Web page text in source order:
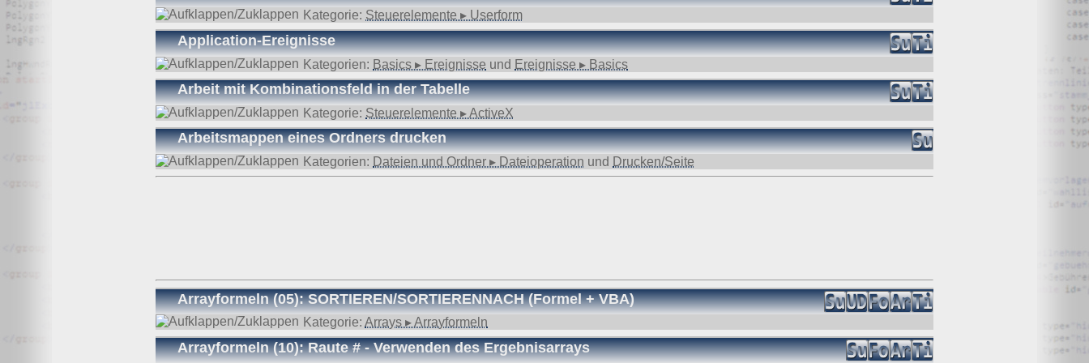
Wir, der Websitebetreiber bzw. Seitenprovider, erheben aufgrund unseres berechtigten Interesses (s. Art. 6 Abs. 1 lit. f. DSGVO) Daten über Zugriffe auf die Website und speichern diese
als „Server-Logfiles“ auf dem Server der Website ab. Folgende Daten werden so protokolliert:
Besuchte Website und besuchte Webseite
Uhrzeit zum Zeitpunkt des Zugriffes
Menge der gesendeten Daten in Byte
Quelle/Verweis, von welchem Sie auf die Seite gelangten
Verwendeter Browser
Verwendetes Betriebssystem
Verwendete IP-Adresse
Die Server-Logfiles werden für einige Zeit gespeichert und anschließend gelöscht. Dies liegt in der Zuständigkeit des Providers Strato AG, der Websitebetreiber nutzt diese Daten nicht.
DSGVO und Log-Daten: Welche Daten wir von Deinen Website-Besuchern erheben und warum
Datenschutzinformation
Eine Reichweitenmessung in diesem Sinne erfolgt durch den Websitebetreiber nicht, es werden nur die Aufrufzahlen der Website und der Webseiten auf der Basis der Logfiles ohne
direkte Verbindung zu Besuchern ausgewertet.
Bei Cookies handelt es sich um kleine Dateien, welche auf Ihrem Endgerät gespeichert werden. Ihr Browser greift auf diese Dateien zu.
Diese Website verwendet ausschließlich einen Cookie mit einer ID (zufällige Zeichenfolge, PHPSESSID), damit Sie beim aktuellen Besuch der Website durch die einzelnen Seiten
identifiziert werden können. Andere Daten als die ID sind nicht enthalten; der Cookie verfällt sofort mit dem Beenden der Browsersitzung. Benötigt wird der Cookie allerdings auch nur,
Kategorie: Steuerelemente ▸ Userform
Application-Ereignisse
Kategorien: Basics ▸ Ereignisse und Ereignisse ▸ Basics
Arbeit mit Kombinationsfeld in der Tabelle
Kategorie: Steuerelemente ▸ ActiveX
Arbeitsmappen eines Ordners drucken
Kategorien: Dateien und Ordner ▸ Dateioperation und Drucken/Seite
Arrayformeln (05): SORTIEREN/SORTIERENNACH (Formel + VBA)
Kategorie: Arrays ▸ Arrayformeln
Arrayformeln (10): Raute # - Verwenden des Ergebnisarrays